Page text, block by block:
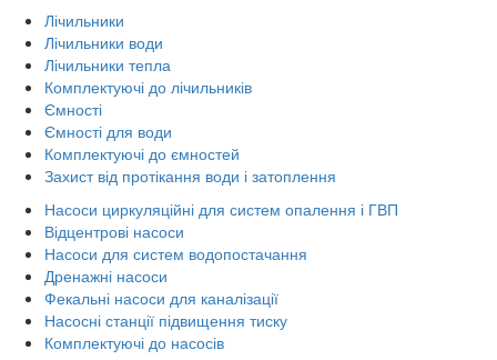
Лічильники
Лічильники води
Лічильники тепла
Комплектуючі до лічильників
Ємності
Ємності для води
Комплектуючі до ємностей
Захист від протікання води і затоплення
Насоси циркуляційні для систем опалення і ГВП
Відцентрові насоси
Насоси для систем водопостачання
Дренажні насоси
Фекальні насоси для каналізації
Насосні станції підвищення тиску
Комплектуючі до насосів